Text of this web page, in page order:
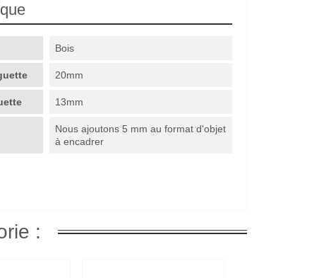
Bois
20mm
13mm
Nous ajoutons 5 mm au format d'objet
à encadrer
: